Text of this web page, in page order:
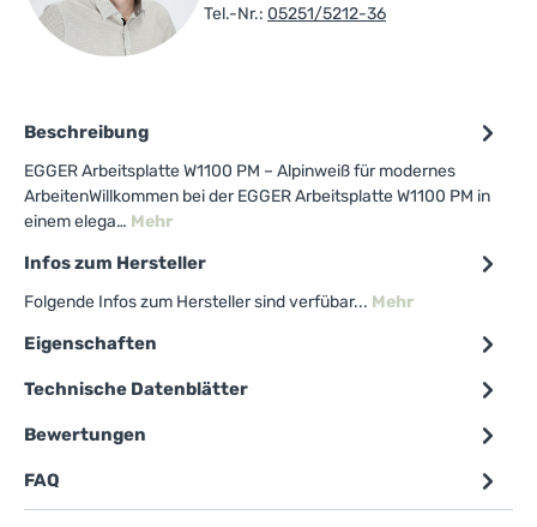
Tel.-Nr.: 05251/5212-36
Beschreibung
EGGER Arbeitsplatte W1100 PM – Alpinweiß für modernes
ArbeitenWillkommen bei der EGGER Arbeitsplatte W1100 PM in
einem elega… Mehr
Infos zum Hersteller
Folgende Infos zum Hersteller sind verfübar... Mehr
Eigenschaften
Technische Datenblätter
Bewertungen
FAQ